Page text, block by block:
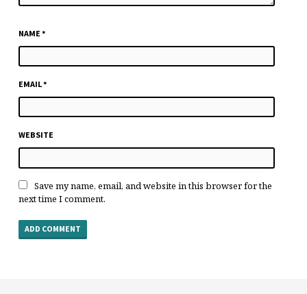
NAME *
EMAIL*
WEBSITE
Save my name, email, and website in this browser for the
next time I comment.